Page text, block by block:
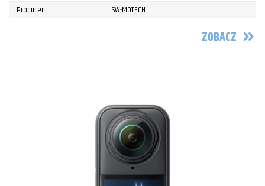
Producent:
SW-MOTECH
ZOBACZ